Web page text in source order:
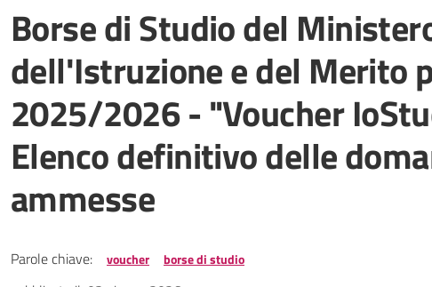
Borse di Studio del
dell'Istruzione e del Merito
2025/2026 - "Voucher
Elenco definitivo delle
ammesse
Parole chiave: voucher borse di studio